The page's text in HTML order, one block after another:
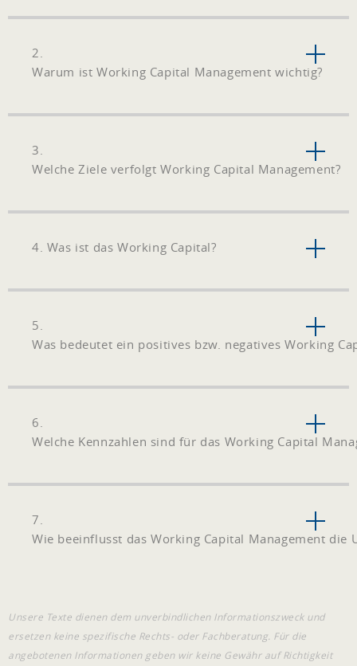
2.
Warum ist Working Capital Management wichtig?
3.
Welche Ziele verfolgt Working Capital Management?
4. Was ist das Working Capital?
5.
Was bedeutet ein positives bzw. negatives Working
6.
Welche Kennzahlen sind für das Working Capital
7.
Wie beeinflusst das Working Capital Management die
Unsere Texte dienen dem unverbindlichen Informationszweck und
ersetzen keine spezifische Rechts- oder Fachberatung. Für die
angebotenen Informationen geben wir keine Gewähr auf Richtigkeit